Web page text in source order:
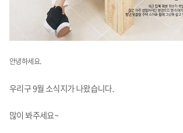
안녕하세요.
우리구 9월 소식지가 나왔습니다.
많이 봐주세요~